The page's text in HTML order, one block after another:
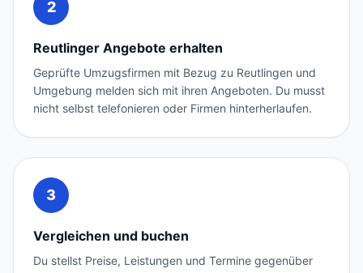
2
Reutlinger Angebote erhalten
Geprüfte Umzugsfirmen mit Bezug zu Reutlingen und
Umgebung melden sich mit ihren Angeboten. Du musst
nicht selbst telefonieren oder Firmen hinterherlaufen.
3
Vergleichen und buchen
Du stellst Preise, Leistungen und Termine gegenüber